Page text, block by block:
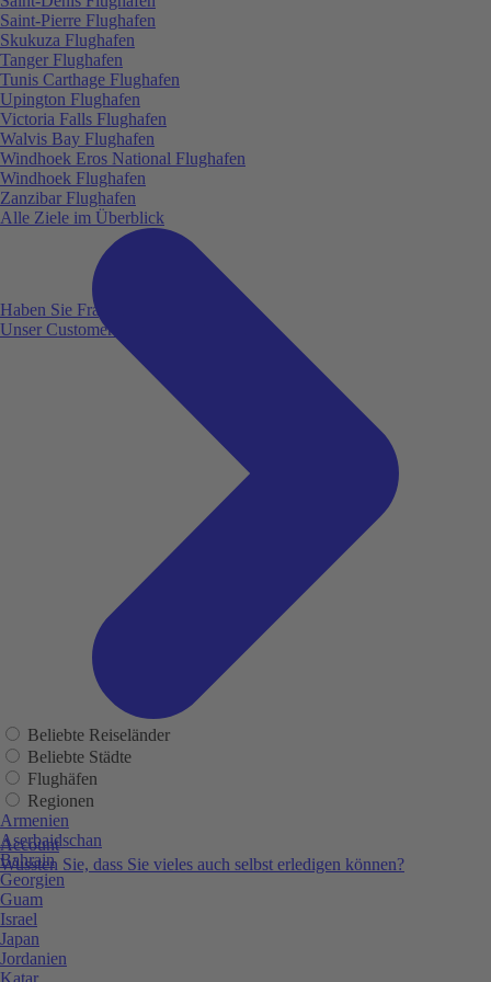
Haben Sie Fragen?
Unser Customer Service ist für Sie da!
Account
Wussten Sie, dass Sie vieles auch selbst erledigen können?
Saint-Pierre Flughafen
Skukuza Flughafen
Tanger Flughafen
Tunis Carthage Flughafen
Upington Flughafen
Victoria Falls Flughafen
Walvis Bay Flughafen
Windhoek Eros National Flughafen
Windhoek Flughafen
Zanzibar Flughafen
Alle Ziele im Überblick
Beliebte Reiseländer
Beliebte Städte
Flughäfen
Regionen
Armenien
Aserbaidschan
Bahrain
Georgien
Guam
Israel
Japan
Jordanien
Katar